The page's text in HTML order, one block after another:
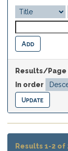
Results/Page
In order
Results 1-2 of